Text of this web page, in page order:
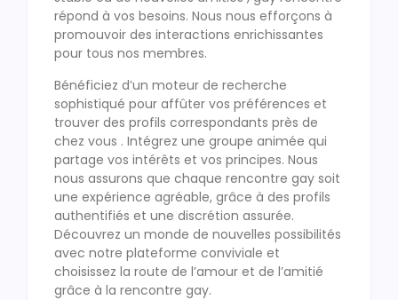
répond à vos besoins. Nous nous efforçons à
promouvoir des interactions enrichissantes
pour tous nos membres.
Bénéficiez d’un moteur de recherche
sophistiqué pour affûter vos préférences et
trouver des profils correspondants près de
chez vous . Intégrez une groupe animée qui
partage vos intérêts et vos principes. Nous
nous assurons que chaque rencontre gay soit
une expérience agréable, grâce à des profils
authentifiés et une discrétion assurée.
Découvrez un monde de nouvelles possibilités
avec notre plateforme conviviale et
choisissez la route de l’amour et de l’amitié
grâce à la rencontre gay.